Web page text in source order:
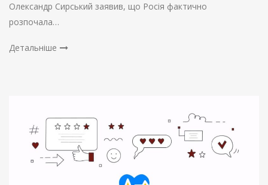
Олександр Сирський заявив, що Росія фактично
розпочала…
Детальніше